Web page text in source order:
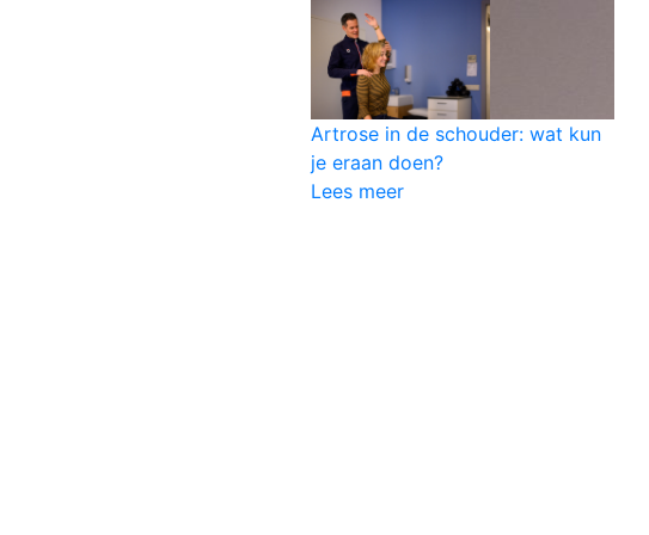
Artrose in de schouder: wat kun
je eraan doen?
Lees meer